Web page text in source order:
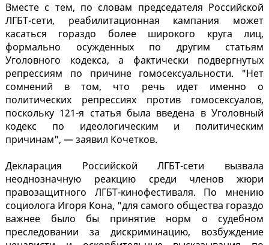
Вместе с тем, по словам председателя Российской
ЛГБТ-сети, реабилитационная кампания может
касаться гораздо более широкого круга лиц,
формально осужденных по другим статьям
Уголовного кодекса, а фактически подвергнутых
репрессиям по причине гомосексуальности. "Нет
сомнений в том, что речь идет именно о
политических репрессиях против гомосексуалов,
поскольку 121-я статья была введена в Уголовный
кодекс по идеологическим и политическим
причинам", — заявил Кочетков.
Декларация Российской ЛГБТ-сети вызвала
неоднозначную реакцию среди членов жюри
правозащитного ЛГБТ-кинофестиваля. По мнению
социолога Игоря Кона, "для самого общества гораздо
важнее было бы принятие норм о судебном
преследовании за дискриминацию, возбуждение